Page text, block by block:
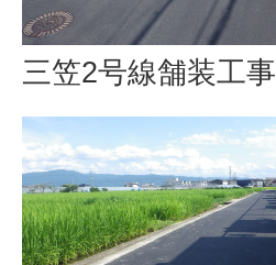
三笠2号線舗装工事